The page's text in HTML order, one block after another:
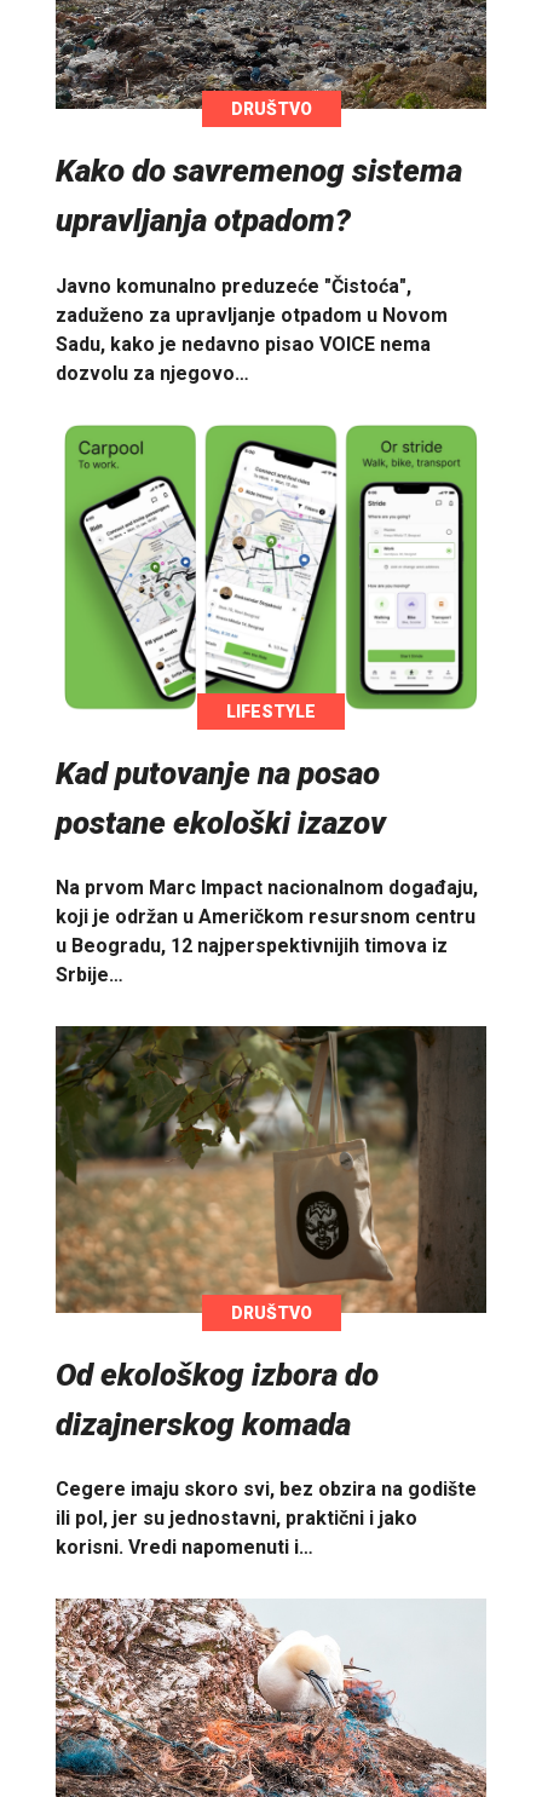
DRUŠTVO
Kako do savremenog sistema
upravljanja otpadom?
Javno komunalno preduzeće "Čistoća",
zaduženo za upravljanje otpadom u Novom
Sadu, kako je nedavno pisao VOICE nema
dozvolu za njegovo…
LIFESTYLE
Kad putovanje na posao
postane ekološki izazov
Na prvom Marc Impact nacionalnom događaju,
koji je održan u Američkom resursnom centru
u Beogradu, 12 najperspektivnijih timova iz
Srbije…
DRUŠTVO
Od ekološkog izbora do
dizajnerskog komada
Cegere imaju skoro svi, bez obzira na godište
ili pol, jer su jednostavni, praktični i jako
korisni. Vredi napomenuti i…